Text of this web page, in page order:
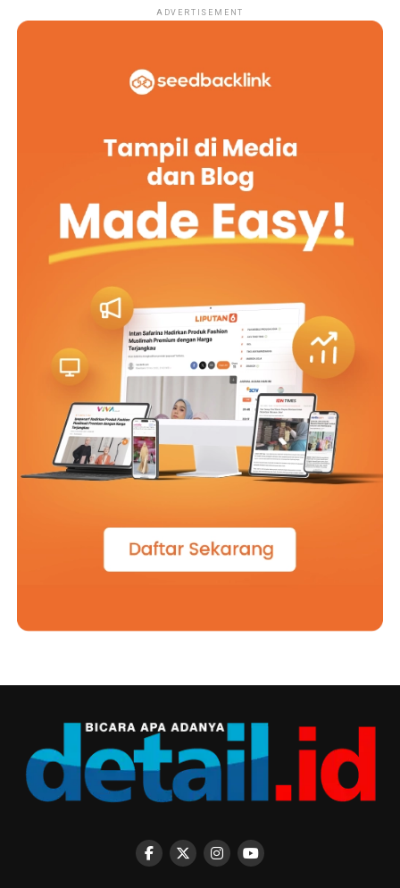
dalam mendampingi anak selama menempuh
pendidikan. Pendidikan, menurutnya, tidak pernah bisa
Sementara para orang tua mengikuti berbagai sesi
sekolah, administrasi, hingga jejaring dan kehumasan,
para siswa mulai memasuki dinamika Pra MPLS di hall
Para siswa baru ini, diperkenalkan pada rangkaian
kegiatan MPLS yang akan berlangsung selama 13–17
Juli 2026 melalui pendekatan informatif, formatif, dan
transformatif. Sejak hari pertama, diajak memahami
bahwa menjadi bagian dari De Britto berarti siap belajar,
hidup bersama, dan bertumbuh sebagai pribadi yang
bertanggung jawab.
Menjelang berakhirnya kegiatan, Romo Agustinus Sugiyo
Pitoyo, SJ, mengajak para orang tua untuk tetap hadir
dalam perjalanan pendidikan putra-putra yang
berproses di De Britto. Menurutnya, sekolah tidak dapat
berjalan sendiri, karena pendidikan akan menemukan
perkembangan setiap anak.
Penyerahan siswa baru dan Pra MPLS akhirnya menjadi
titik awal sebuah perjalanan panjang yang akan
bukan hanya tentang mempersiapkan lulusan yang siap
menghadirkan manusia yang mampu memberi arti bagi
kehidupan orang lain. Dari aula pada pagi, lapangan
basket dan ruang kelas itu, sebuah perjalanan baru
dimulai dengan perjalanan untuk belajar, bertumbuh,
ADVERTISEMENT